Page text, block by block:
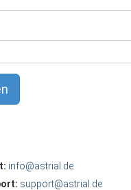
info@astrial.de
support@astrial.de